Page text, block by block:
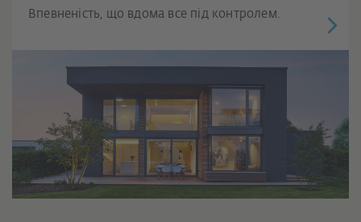
Впевненість, що вдома все під контролем.